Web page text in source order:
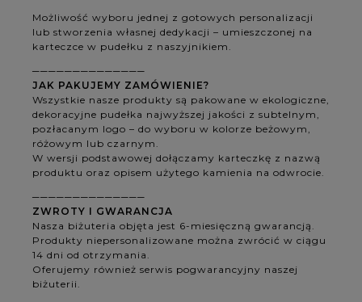
Możliwość wyboru jednej z gotowych personalizacji
lub stworzenia własnej dedykacji – umieszczonej na
karteczce w pudełku z naszyjnikiem.
──────────────
JAK PAKUJEMY ZAMÓWIENIE?
Wszystkie nasze produkty są pakowane w ekologiczne,
dekoracyjne pudełka najwyższej jakości z subtelnym,
pozłacanym logo – do wyboru w kolorze beżowym,
różowym lub czarnym.
W wersji podstawowej dołączamy karteczkę z nazwą
produktu oraz opisem użytego kamienia na odwrocie.
──────────────
ZWROTY I GWARANCJA
Nasza biżuteria objęta jest 6-miesięczną gwarancją.
Produkty niepersonalizowane można zwrócić w ciągu
14 dni od otrzymania.
Oferujemy również serwis pogwarancyjny naszej
biżuterii.